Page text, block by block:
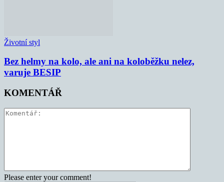
Životní styl
Bez helmy na kolo, ale ani na koloběžku nelez,
varuje BESIP
KOMENTÁŘ
Please enter your comment!